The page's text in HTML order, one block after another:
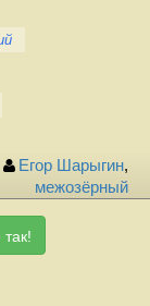
Егор Шарыгин,
межозёрный